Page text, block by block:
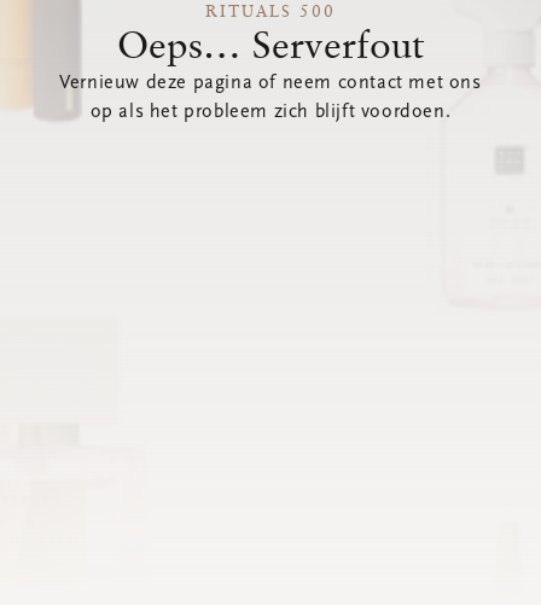
RITUALS 500
Oeps… Serverfout
Vernieuw deze pagina of neem contact met ons
op als het probleem zich blijft voordoen.